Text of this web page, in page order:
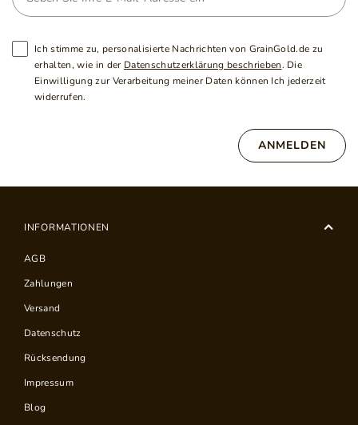
Ich stimme zu, personalisierte Nachrichten von GrainGold.de zu
erhalten, wie in der Datenschutzerklärung beschrieben. Die
Einwilligung zur Verarbeitung meiner Daten können Ich jederzeit
widerrufen.
ANMELDEN
INFORMATIONEN
AGB
Zahlungen
Versand
Datenschutz
Rücksendung
Impressum
Blog